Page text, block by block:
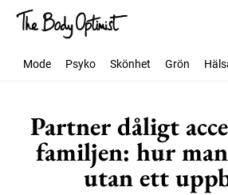
Mode Psyko Skönhet Grön
Partner dåligt
familjen: hur
utan ett